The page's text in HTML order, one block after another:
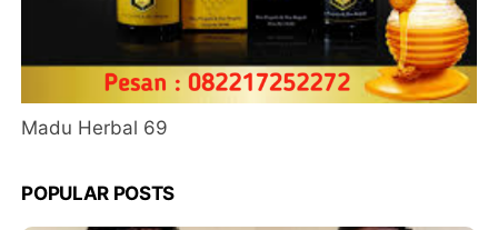
Madu Herbal 69
POPULAR POSTS